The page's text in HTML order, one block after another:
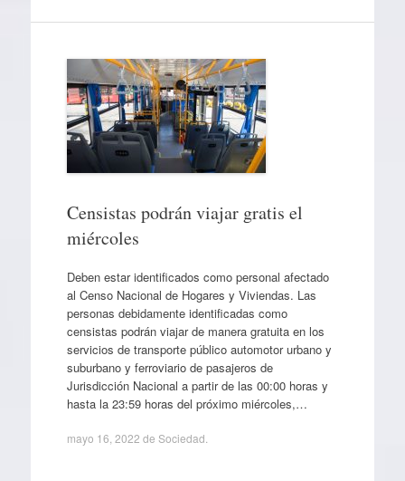
Censistas podrán viajar gratis el
miércoles
Deben estar identificados como personal afectado
al Censo Nacional de Hogares y Viviendas. Las
personas debidamente identificadas como
censistas podrán viajar de manera gratuita en los
servicios de transporte público automotor urbano y
suburbano y ferroviario de pasajeros de
Jurisdicción Nacional a partir de las 00:00 horas y
hasta la 23:59 horas del próximo miércoles,…
mayo 16, 2022 de Sociedad